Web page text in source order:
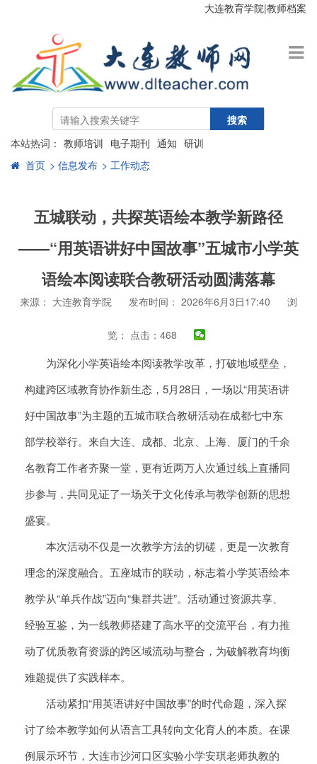
大连教育学院|教师档案
搜索
本站热词： 教师培训 电子期刊 通知 研训
首页 > 信息发布 > 工作动态
五城联动，共探英语绘本教学新路径
——“用英语讲好中国故事”五城市小学英
语绘本阅读联合教研活动圆满落幕
来源： 大连教育学院 发布时间： 2026年6月3日17:40 浏
览： 点击：468
为深化小学英语绘本阅读教学改革，打破地域壁垒，
构建跨区域教育协作新生态，5月28日，一场以“用英语讲
好中国故事”为主题的五城市联合教研活动在成都七中东
部学校举行。来自大连、成都、北京、上海、厦门的千余
名教育工作者齐聚一堂，更有近两万人次通过线上直播同
步参与，共同见证了一场关于文化传承与教学创新的思想
盛宴。
本次活动不仅是一次教学方法的切磋，更是一次教育
理念的深度融合。五座城市的联动，标志着小学英语绘本
教学从“单兵作战”迈向“集群共进”。活动通过资源共享、
经验互鉴，为一线教师搭建了高水平的交流平台，有力推
动了优质教育资源的跨区域流动与整合，为破解教育均衡
难题提供了实践样本。
活动紧扣“用英语讲好中国故事”的时代命题，深入探
讨了绘本教学如何从语言工具转向文化育人的本质。在课
例展示环节，大连市沙河口区实验小学安琪老师执教的